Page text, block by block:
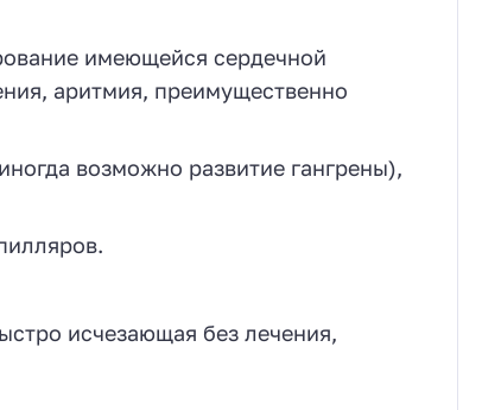
имеющейся сердечной
аритмия, преимущественно
возможно развитие гангрены),
исчезающая без лечения,